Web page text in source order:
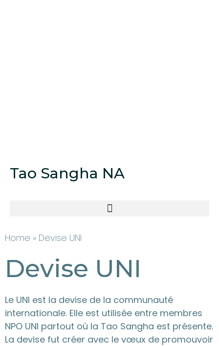
Tao Sangha NA
Home » Devise UNI
Devise UNI
Le UNI est la devise de la communauté
internationale. Elle est utilisée entre membres
NPO UNI partout où la Tao Sangha est présente.
La devise fut créer avec le vœux de promouvoir